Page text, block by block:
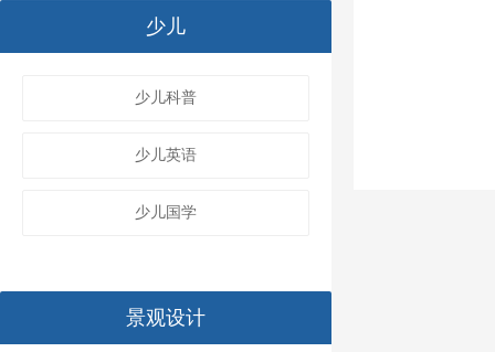
少儿
少儿科普
少儿英语
少儿国学
景观设计